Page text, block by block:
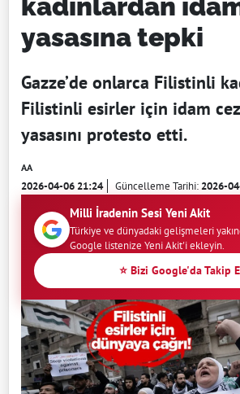
kadınlardan
yasasına tepki
Gazze’de onlarca Filistinli
Filistinli esirler için idam
yasasını protesto etti.
AA
2026-04-06 21:24 Güncelleme Tarihi:2026-
Milli İradenin Sesi Yeni Akit
Türkiye ve dünyadaki gelişmeleri
Google listenize Yeni Akit'i ekleyin.
⭐ Bizi Google'da Takip